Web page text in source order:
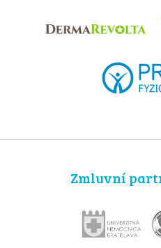
Zmluvní